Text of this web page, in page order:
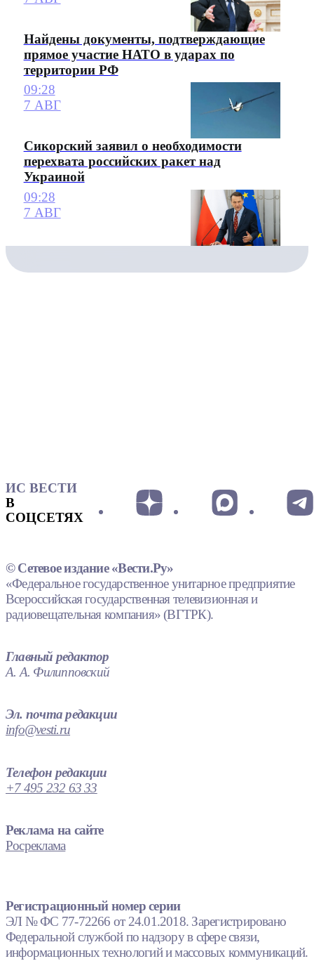
Найдены документы, подтверждающие
прямое участие НАТО в ударах по
территории РФ
09:28
7 АВГ
Сикорский заявил о необходимости
перехвата российских ракет над
Украиной
09:28
7 АВГ
ИС ВЕСТИ
В
СОЦСЕТЯХ
© Сетевое издание «Вести.Ру»
«Федеральное государственное унитарное предприятие
Всероссийская государственная телевизионная и
радиовещательная компания» (ВГТРК).
Главный редактор
А. А. Филипповский
Эл. почта редакции
info@vesti.ru
Телефон редакции
+7 495 232 63 33
Реклама на сайте
Росреклама
Регистрационный номер серии
ЭЛ № ФС 77-72266 от 24.01.2018. Зарегистрировано
Федеральной службой по надзору в сфере связи,
информационных технологий и массовых коммуникаций.